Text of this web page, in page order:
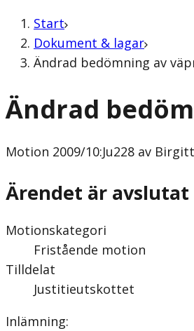
Start
Dokument & lagar
Ändrad bedömning av
Ändrad
Motion 2009/10:Ju228 av
Ärendet är avslutat
Motionskategori
Fristående motion
Tilldelat
Justitieutskottet
Inlämning: